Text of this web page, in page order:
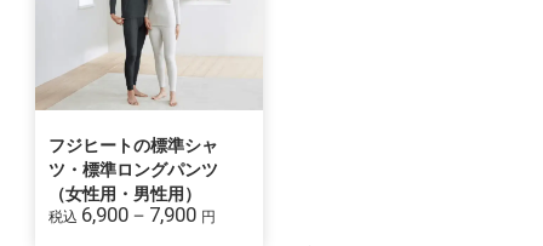
フジヒートの標準シャ
ツ・標準ロングパンツ
（女性用・男性用）
税込 6,900－7,900 円